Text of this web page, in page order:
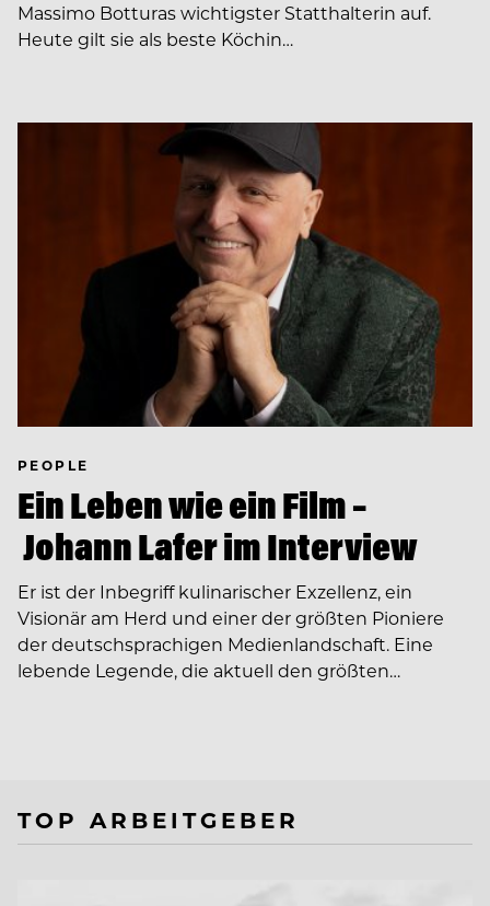
Massimo Botturas wichtigster Statthalterin auf.
Heute gilt sie als beste Köchin…
PEOPLE
Ein Leben wie ein Film –
Johann Lafer im Interview
Er ist der Inbegriff kulinarischer Exzellenz, ein
Visionär am Herd und einer der größten Pioniere
der deutschsprachigen Medienlandschaft. Eine
lebende Legende, die aktuell den größten…
TOP ARBEITGEBER